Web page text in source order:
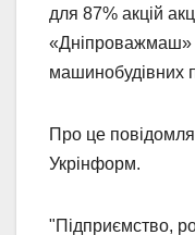
для 87% акцій
«Дніпроважмаш»
машинобудівних
Про це
Укрінформ.
"Підприємство,